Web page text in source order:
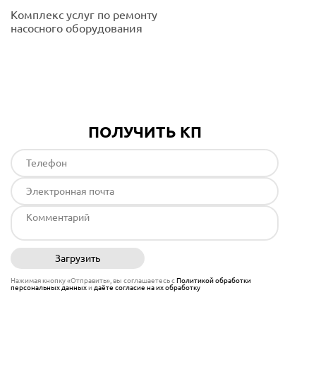
Комплекс услуг по ремонту
насосного оборудования
ПОЛУЧИТЬ КП
Загрузить
Нажимая кнопку «Отправить», вы соглашаетесь сПолитикой обработки
персональных данныхи даёте согласие на их обработку